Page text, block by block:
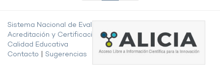
Sistema Nacional de Evaluación,
Acreditación y Certificación de la
Calidad Educativa
Contacto
Sugerencias